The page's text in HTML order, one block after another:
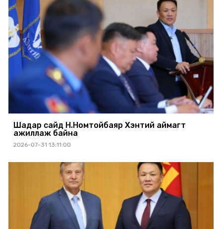
Шадар сайд Н.Номтойбаяр Хэнтий аймагт
ажиллаж байна
2026-07-31 13:11:00